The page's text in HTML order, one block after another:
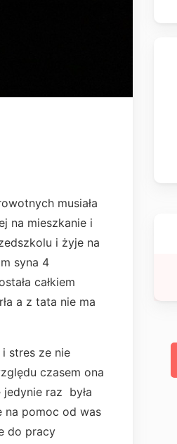
musiała
na mieszkanie i
i żyje na
syna 4
całkiem
a z tata nie ma
stres ze nie
czasem ona
raz była
na pomoc od was
do pracy